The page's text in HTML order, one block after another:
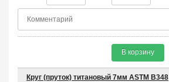
В корзину
Круг (пруток) титановый 7мм ASTM B348